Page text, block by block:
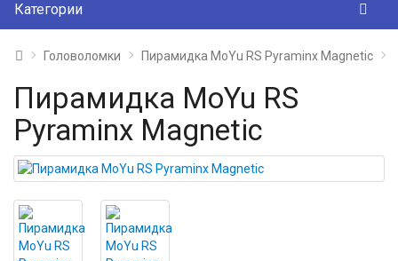
Категории
Головоломки Пирамидка MoYu RS Pyraminx Magnetic
Пирамидка MoYu RS
Pyraminx Magnetic